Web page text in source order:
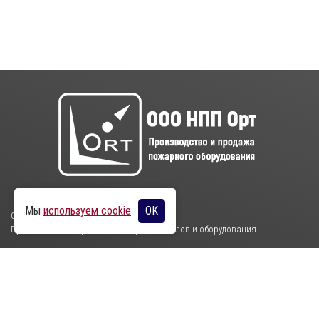
ООО НПП Орт
Производство и продажа пожарных стволов и оборудования
Мы используем cookie OK